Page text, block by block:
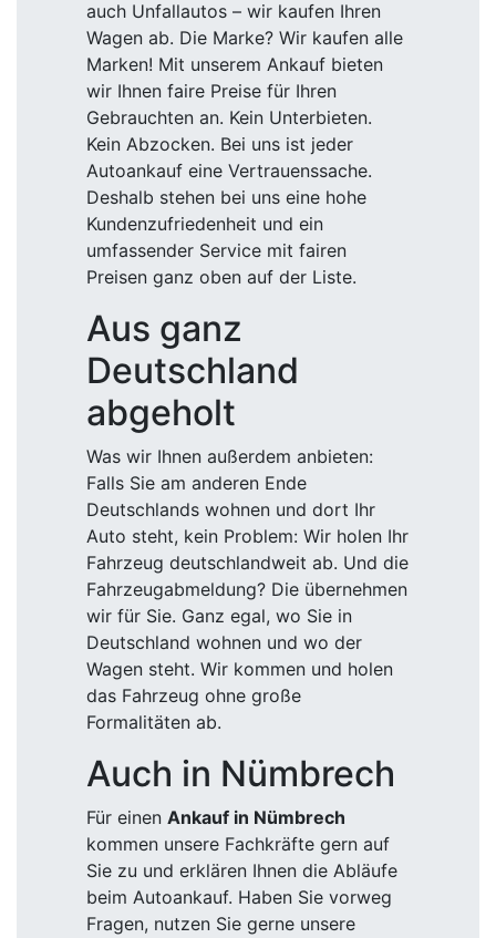
auch Unfallautos – wir kaufen Ihren
Wagen ab. Die Marke? Wir kaufen alle
Marken! Mit unserem Ankauf bieten
wir Ihnen faire Preise für Ihren
Gebrauchten an. Kein Unterbieten.
Kein Abzocken. Bei uns ist jeder
Autoankauf eine Vertrauenssache.
Deshalb stehen bei uns eine hohe
Kundenzufriedenheit und ein
umfassender Service mit fairen
Preisen ganz oben auf der Liste.
Aus ganz
Deutschland
abgeholt
Was wir Ihnen außerdem anbieten:
Falls Sie am anderen Ende
Deutschlands wohnen und dort Ihr
Auto steht, kein Problem: Wir holen Ihr
Fahrzeug deutschlandweit ab. Und die
Fahrzeugabmeldung? Die übernehmen
wir für Sie. Ganz egal, wo Sie in
Deutschland wohnen und wo der
Wagen steht. Wir kommen und holen
das Fahrzeug ohne große
Formalitäten ab.
Auch in Nümbrech
Für einen Ankauf in Nümbrech
kommen unsere Fachkräfte gern auf
Sie zu und erklären Ihnen die Abläufe
beim Autoankauf. Haben Sie vorweg
Fragen, nutzen Sie gerne unsere